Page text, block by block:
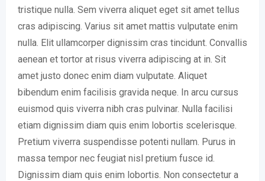
tristique nulla. Sem viverra aliquet eget sit amet tellus
cras adipiscing. Varius sit amet mattis vulputate enim
nulla. Elit ullamcorper dignissim cras tincidunt. Convallis
aenean et tortor at risus viverra adipiscing at in. Sit
amet justo donec enim diam vulputate. Aliquet
bibendum enim facilisis gravida neque. In arcu cursus
euismod quis viverra nibh cras pulvinar. Nulla facilisi
etiam dignissim diam quis enim lobortis scelerisque.
Pretium viverra suspendisse potenti nullam. Purus in
massa tempor nec feugiat nisl pretium fusce id.
Dignissim diam quis enim lobortis. Non consectetur a